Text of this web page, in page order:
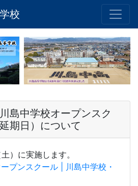
校
島中学校オープンスク
期日）について
）に実施します。
プンスクール | 川島中学校・